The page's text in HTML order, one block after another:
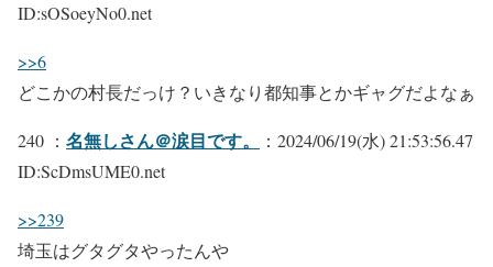
ID:sOSoeyNo0.net
>>6
どこかの村長だっけ？いきなり都知事とかギャグだよなぁ
240 ： 名無しさん＠涙目です。
：2024/06/19(水) 21:53:56.47
ID:ScDmsUME0.net
>>239
埼玉はグタグタやったんや